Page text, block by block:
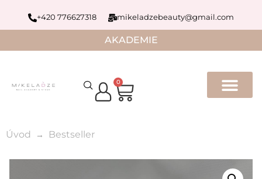
+420 776627318 mikeladzebeauty@gmail.com
AKADEMIE
0
Úvod Bestseller